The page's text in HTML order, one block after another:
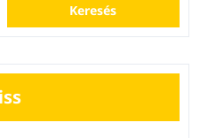
Keresés